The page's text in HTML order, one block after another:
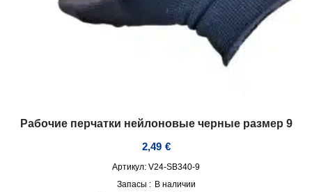
Рабочие перчатки нейлоновые черные размер 9
2,49 €
Артикул: V24-SB340-9
Запасы : В наличии